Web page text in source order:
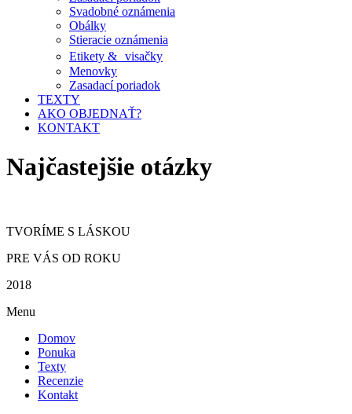
Svadobné oznámenia
Obálky
Stieracie oznámenia
Etikety & visačky
Menovky
Zasadací poriadok
TEXTY
AKO OBJEDNAŤ?
KONTAKT
Najčastejšie otázky
TVORÍME S LÁSKOU
PRE VÁS OD ROKU
2018
Menu
Domov
Ponuka
Texty
Recenzie
Kontakt